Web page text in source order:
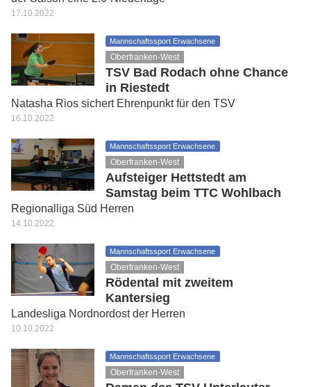
17.10.2022
Mannschaftssport Erwachsene
Oberfranken-West
TSV Bad Rodach ohne Chance
in Riestedt
Natasha Rios sichert Ehrenpunkt für den TSV
16.10.2022
Mannschaftssport Erwachsene
Oberfranken-West
Aufsteiger Hettstedt am
Samstag beim TTC Wohlbach
Regionalliga Süd Herren
14.10.2022
Mannschaftssport Erwachsene
Oberfranken-West
Rödental mit zweitem
Kantersieg
Landesliga Nordnordost der Herren
10.10.2022
Mannschaftssport Erwachsene
Oberfranken-West